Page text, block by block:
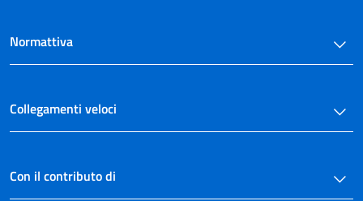
Normattiva
Collegamenti veloci
Con il contributo di